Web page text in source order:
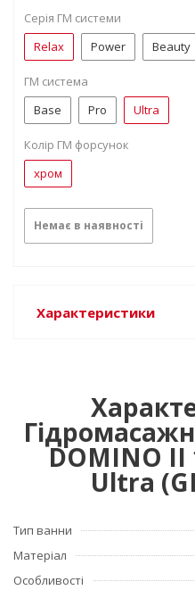
Серія ГМ системи
Relax
Power Beauty
ГМ система
Base
Pro Ultra
Колір ГМ форсунок
хром
Немає в наявності
Характеристики
DOMINO II
Ultra
Тип ванни
Матеріал
Особливості